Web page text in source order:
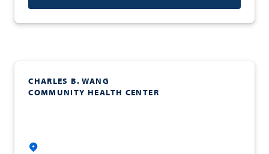
CHARLES B. WANG
COMMUNITY HEALTH CENTER